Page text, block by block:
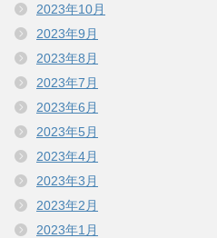
2023年10月
2023年9月
2023年8月
2023年7月
2023年6月
2023年5月
2023年4月
2023年3月
2023年2月
2023年1月